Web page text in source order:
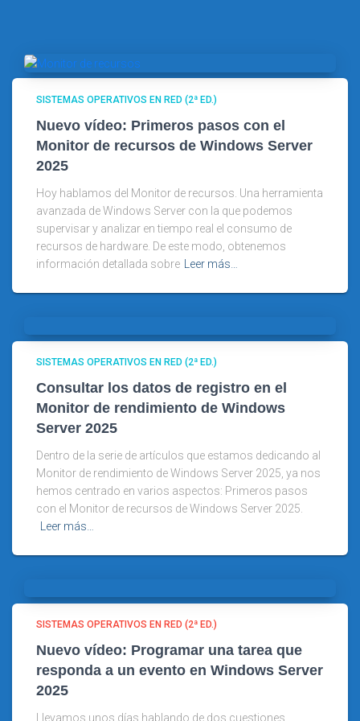
SISTEMAS OPERATIVOS EN RED (2ª ED.)
Nuevo vídeo: Primeros pasos con el
Monitor de recursos de Windows Server
2025
Hoy hablamos del Monitor de recursos. Una herramienta
avanzada de Windows Server con la que podemos
supervisar y analizar en tiempo real el consumo de
recursos de hardware. De este modo, obtenemos
información detallada sobre Leer más…
SISTEMAS OPERATIVOS EN RED (2ª ED.)
Consultar los datos de registro en el
Monitor de rendimiento de Windows
Server 2025
Dentro de la serie de artículos que estamos dedicando al
Monitor de rendimiento de Windows Server 2025, ya nos
hemos centrado en varios aspectos: Primeros pasos
con el Monitor de recursos de Windows Server 2025.
Leer más…
SISTEMAS OPERATIVOS EN RED (2ª ED.)
Nuevo vídeo: Programar una tarea que
responda a un evento en Windows Server
2025
Llevamos unos días hablando de dos cuestiones